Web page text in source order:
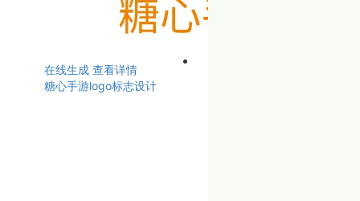
在线生成 查看详情
糖心手游logo标志设计